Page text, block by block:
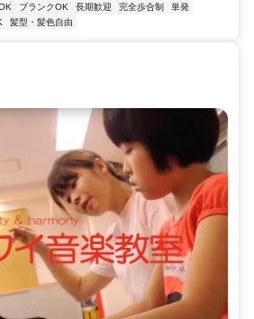
ブランクOK 長期歓迎 完全歩合制
単発
髪型・髪色自由